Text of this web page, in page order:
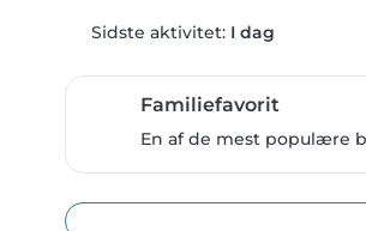
Sidste aktivitet: I dag
Familiefavorit
En af de mest populære